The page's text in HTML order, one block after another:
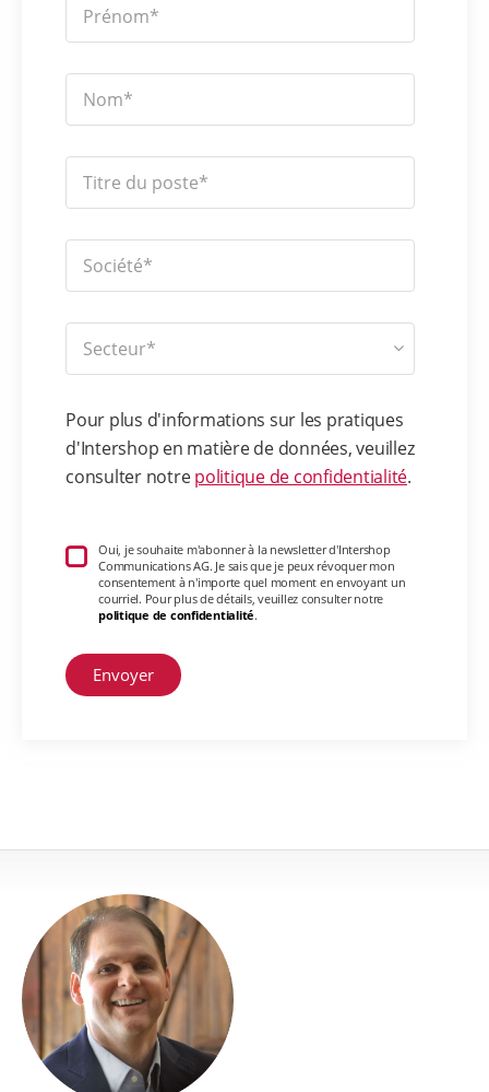
Pour plus d'informations sur les pratiques
d'Intershop en matière de données, veuillez
consulter notrepolitique de confidentialité.
Oui, je souhaite m'abonner à la newsletter d'Intershop
Communications AG. Je sais que je peux révoquer mon
consentement à n'importe quel moment en envoyant un
courriel. Pour plus de détails, veuillez consulter notre
politique de confidentialité.